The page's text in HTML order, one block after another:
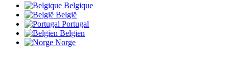
Belgique
België
Portugal
Belgien
Norge